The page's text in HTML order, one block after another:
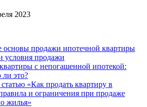
2023
основы продажи ипотечной квартиры
условия продажи
с непогашенной ипотекой:
это?
«Как продать квартиру в
и ограничения при продаже
жилья»